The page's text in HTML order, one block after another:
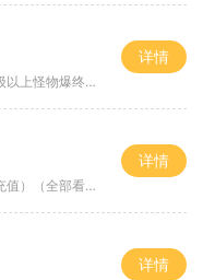
上怪物爆终极
详情
）（全部看脸）
详情
详情